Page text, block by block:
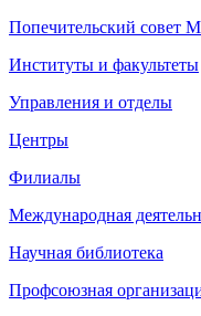
Попечительский совет
Институты и факультеты
Управления и отделы
Центры
Филиалы
Международная
Научная библиотека
Профсоюзная